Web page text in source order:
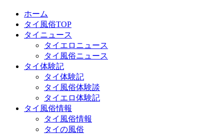
ホーム
タイ風俗TOP
タイニュース
タイエロニュース
タイ風俗ニュース
タイ体験記
タイ体験記
タイ風俗体験談
タイエロ体験記
タイ風俗情報
タイ風俗情報
タイの風俗